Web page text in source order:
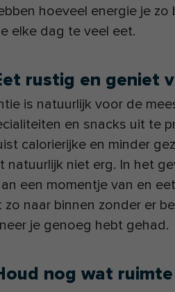
hoeveel energie je
elke dag te veel eet.
rustig en geniet
is natuurlijk voor de
en snacks uit te
calorierijke en minder
natuurlijk niet erg. In het
een momentje van en
zo naar binnen zonder er
je genoeg hebt gehad.
nog wat